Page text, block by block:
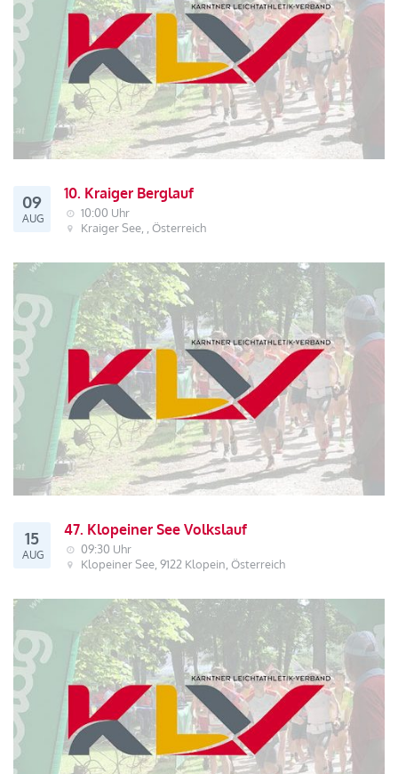
09
AUG
10. Kraiger Berglauf
10:00 Uhr
Kraiger See, , Österreich
15
AUG
47. Klopeiner See Volkslauf
09:30 Uhr
Klopeiner See, 9122 Klopein, Österreich